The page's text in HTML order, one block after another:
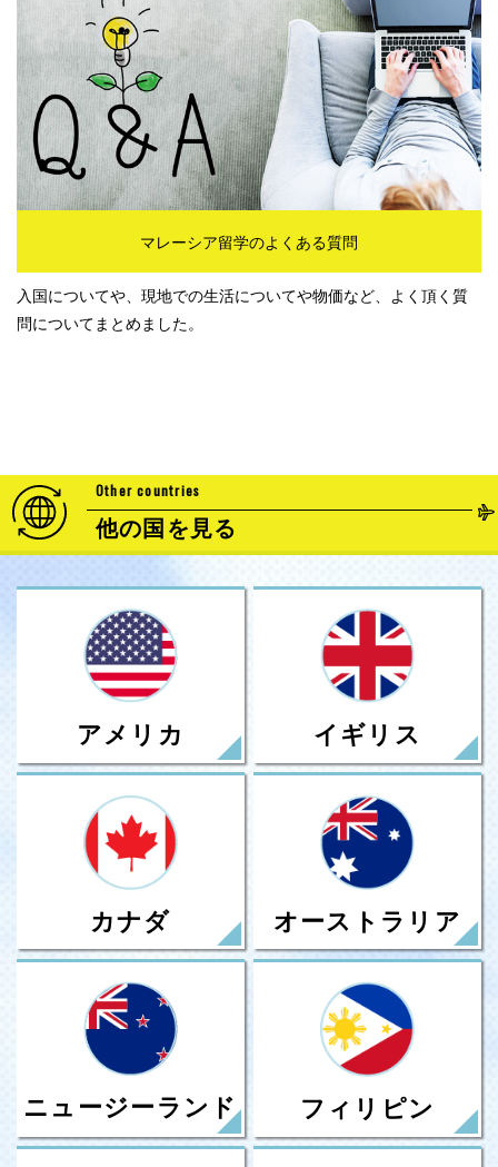
マレーシア留学のよくある質問
入国についてや、現地での生活についてや物価など、よく頂く質
問についてまとめました。
Other countries
他の国を見る
アメリカ イギリス
カナダ オーストラリア
ニュージーランド フィリピン